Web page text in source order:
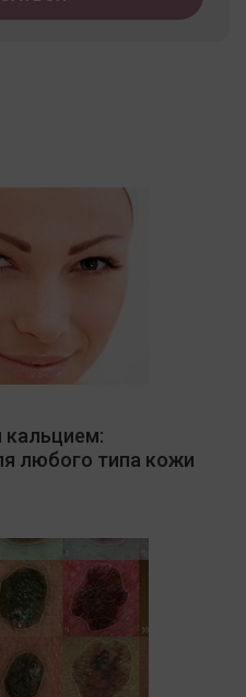
кальцием:
любого типа кожи